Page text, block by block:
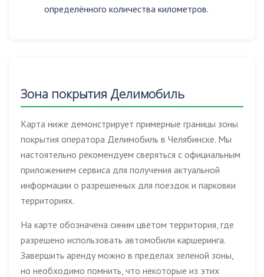
определённого количества километров.
Зона покрытия Делимобиль
Карта ниже демонстрирует примерные границы зоны
покрытия оператора Делимобиль в Челябинске. Мы
настоятельно рекомендуем сверяться с официальным
приложением сервиса для получения актуальной
информации о разрешенных для поездок и парковки
территориях.
На карте обозначена синим цветом территория, где
разрешено использовать автомобили каршеринга.
Завершить аренду можно в пределах зеленой зоны,
но необходимо помнить, что некоторые из этих